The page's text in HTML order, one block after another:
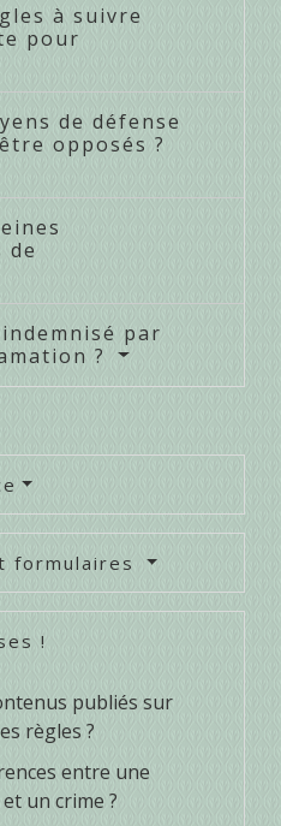
à suivre
pour
de défense
opposés ?
de
par
?
formulaires
!
publiés sur
règles ?
entre une
un crime ?